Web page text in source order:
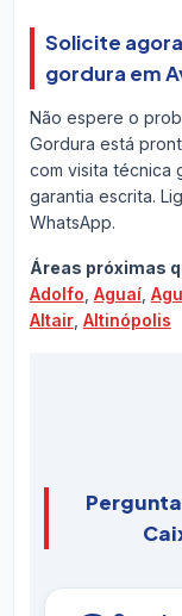
Solicite
gordura em
Não espere o
Gordura está
com visita técnica
garantia escrita.
WhatsApp.
Áreas próximas
Adolfo Aguaí,
Altair, Altinópolis